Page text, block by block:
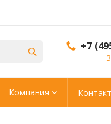
+7
Компания